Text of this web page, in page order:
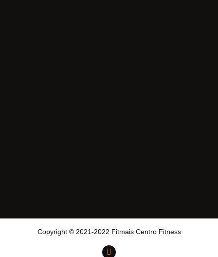
Copyright © 2021-2022 Fitmais Centro Fitness